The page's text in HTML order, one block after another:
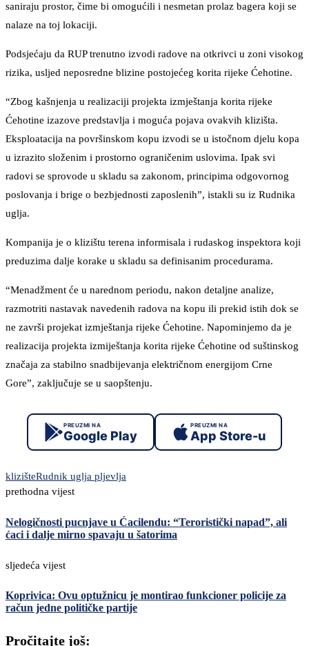
saniraju prostor, čime bi omogućili i nesmetan prolaz bagera koji se
nalaze na toj lokaciji.
Podsjećaju da RUP trenutno izvodi radove na otkrivci u zoni visokog
rizika, usljed neposredne blizine postojećeg korita rijeke Ćehotine.
“Zbog kašnjenja u realizaciji projekta izmještanja korita rijeke
Ćehotine izazove predstavlja i moguća pojava ovakvih klizišta.
Eksploatacija na površinskom kopu izvodi se u istočnom djelu kopa
u izrazito složenim i prostorno ograničenim uslovima. Ipak svi
radovi se sprovode u skladu sa zakonom, principima odgovornog
poslovanja i brige o bezbjednosti zaposlenih”, istakli su iz Rudnika
uglja.
Kompanija je o klizištu terena informisala i rudaskog inspektora koji
preduzima dalje korake u skladu sa definisanim procedurama.
“Menadžment će u narednom periodu, nakon detaljne analize,
razmotriti nastavak navedenih radova na kopu ili prekid istih dok se
ne završi projekat izmještanja rijeke Ćehotine. Napominjemo da je
realizacija projekta izmiještanja korita rijeke Ćehotine od suštinskog
značaja za stabilno snadbijevanja električnom energijom Crne
Gore”, zaključuje se u saopštenju.
PREUZMI NA
Google Play
PREUZMI NA
App Store-u
klizišteRudnik uglja pljevlja
prethodna vijest
Nelogičnosti pucnjave u Ćacilendu: “Teroristički napad”, ali
ćaci i dalje mirno spavaju u šatorima
sljedeća vijest
Koprivica: Ovu optužnicu je montirao funkcioner policije za
račun jedne političke partije
Pročitajte još: